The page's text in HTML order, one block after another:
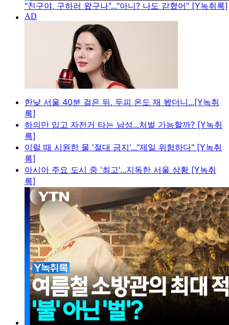
"친구야, 구하러 왔구나"..."아니? 나도 갇혔어" [Y녹취록]
한낮 서울 40분 걸은 뒤, 두피 온도 재 봤더니...[Y녹취
록]
하의만 입고 자전거 타는 남성...처벌 가능할까? [Y녹취
록]
이럴 때 시원한 물 '절대 금지'..."제일 위험하다" [Y녹취
록]
아시아 주요 도시 중 '최고'...지독한 서울 상황 [Y녹취
록]